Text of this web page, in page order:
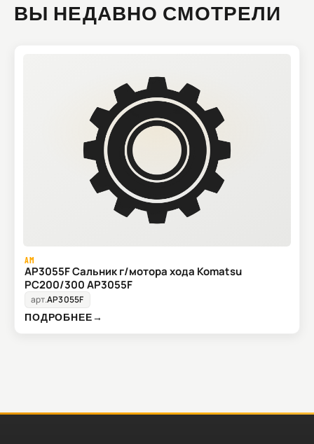
ВЫ НЕДАВНО СМОТРЕЛИ
AM
AP3055F Сальник г/мотора хода Komatsu
PC200/300 AP3055F
арт.AP3055F
ПОДРОБНЕЕ→